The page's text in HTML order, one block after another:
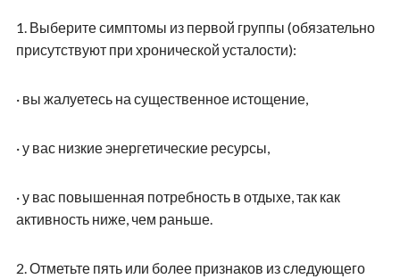
1. Выберите симптомы из первой группы (обязательно
присутствуют при хронической усталости):
· вы жалуетесь на существенное истощение,
·у вас низкие энергетические ресурсы,
·у вас повышенная потребность в отдыхе, так как
активность ниже, чем раньше.
2.Отметьте пять или более признаков из следующего